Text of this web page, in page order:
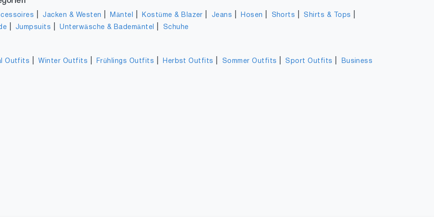
|Jacken & Westen Mäntel Kostüme & Blazer Jeans Hosen Shorts |Shirts & Tops
|Jumpsuits |Unterwäsche & Bademäntel Schuhe
Outfits |Winter Outfits Frühlings Outfits Herbst Outfits Sommer Outfits |Sport Outfits Business